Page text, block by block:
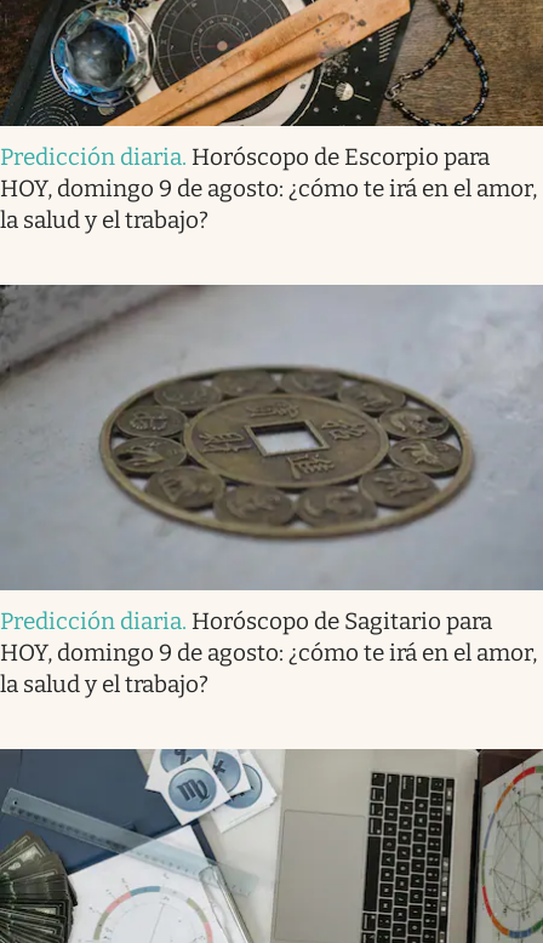
Predicción diaria. Horóscopo de Escorpio para
HOY, domingo 9 de agosto: ¿cómo te irá en el amor,
la salud y el trabajo?
Predicción diaria. Horóscopo de Sagitario para
HOY, domingo 9 de agosto: ¿cómo te irá en el amor,
la salud y el trabajo?